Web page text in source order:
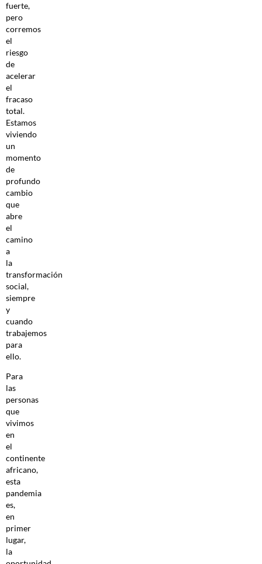
fuerte,
pero
corremos
el
riesgo
de
acelerar
el
fracaso
total.
Estamos
viviendo
un
momento
de
profundo
cambio
que
abre
el
camino
a
la
transformación
social,
siempre
y
cuando
trabajemos
para
ello.
Para
las
personas
que
vivimos
en
el
continente
africano,
esta
pandemia
es,
en
primer
lugar,
la